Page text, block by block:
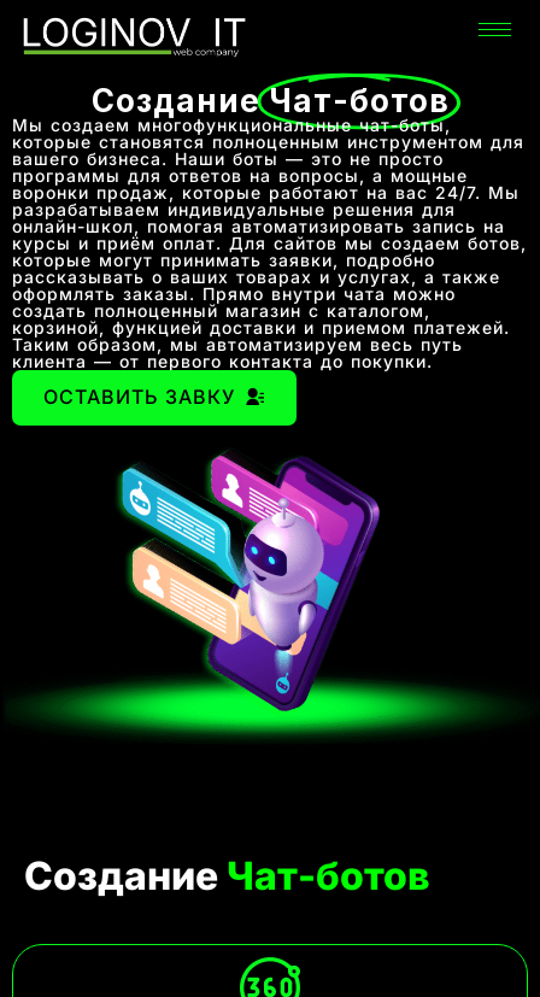
Создание Чат-ботов
Мы создаем многофункциональные чат-боты,
которые становятся полноценным инструментом для
вашего бизнеса. Наши боты — это не просто
программы для ответов на вопросы, а мощные
воронки продаж, которые работают на вас 24/7. Мы
разрабатываем индивидуальные решения для
онлайн-школ, помогая автоматизировать запись на
курсы и приём оплат. Для сайтов мы создаем ботов,
которые могут принимать заявки, подробно
рассказывать о ваших товарах и услугах, а также
оформлять заказы. Прямо внутри чата можно
создать полноценный магазин с каталогом,
корзиной, функцией доставки и приемом платежей.
Таким образом, мы автоматизируем весь путь
клиента — от первого контакта до покупки.
ОСТАВИТЬ ЗАВКУ
Создание Чат-ботов